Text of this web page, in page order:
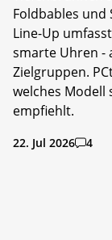
Foldbables und
Line-Up
smarte Uhren -
Zielgruppen.
welches Modell
empfiehlt.
22. Jul 2026 4